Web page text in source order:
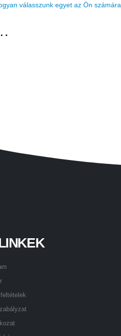
válasszunk egyet az Ön számára